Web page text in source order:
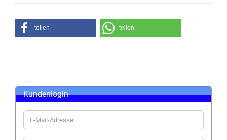
teilen teilen
Kundenlogin
E-
Mail-
Adresse